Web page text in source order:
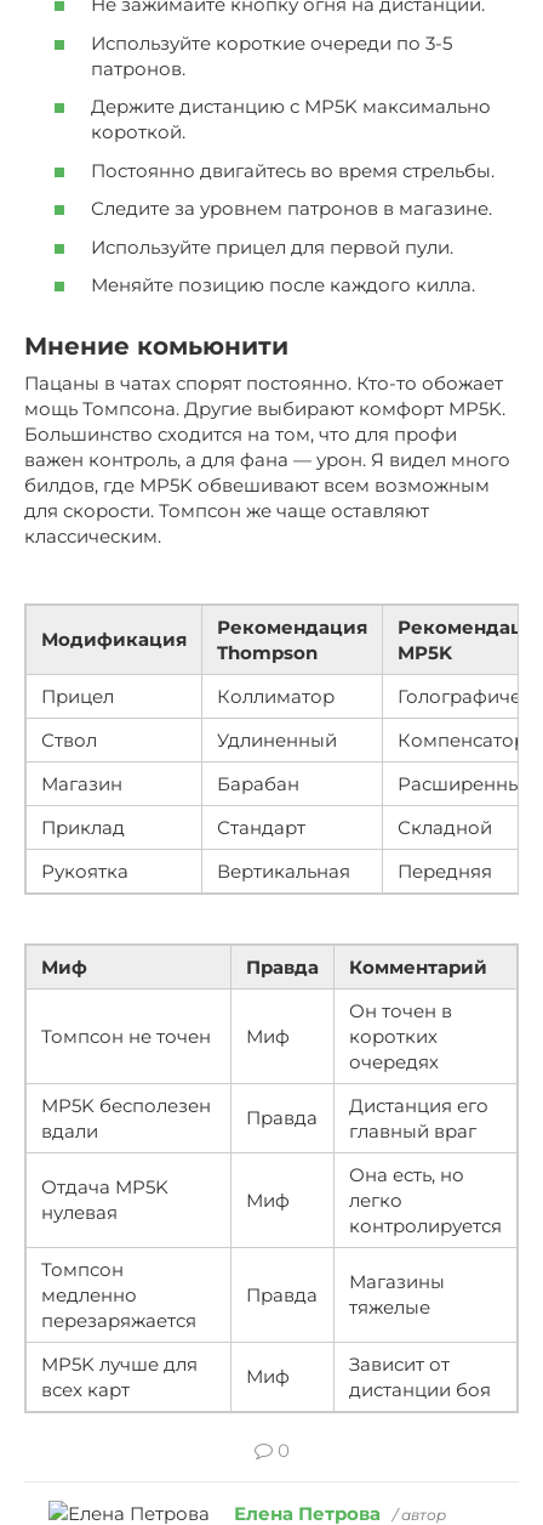
Не зажимайте кнопку огня на дистанции.
Используйте короткие очереди по 3-5
патронов.
Держите дистанцию с MP5K максимально
короткой.
Постоянно двигайтесь во время стрельбы.
Следите за уровнем патронов в магазине.
Используйте прицел для первой пули.
Меняйте позицию после каждого килла.
Мнение комьюнити
Пацаны в чатах спорят постоянно. Кто-то обожает
мощь Томпсона. Другие выбирают комфорт MP5K.
Большинство сходится на том, что для профи
важен контроль, а для фана — урон. Я видел много
билдов, где MP5K обвешивают всем возможным
для скорости. Томпсон же чаще оставляют
классическим.
Модификация
Рекомендация
Thompson
MP5K
Прицел
Коллиматор
Ствол
Удлиненный
Компенсатор
Магазин
Барабан
Расширенный
Приклад
Стандарт
Складной
Рукоятка
Вертикальная Передняя
Миф Правда Комментарий
Томпсон не точен Миф
Он точен в
коротких
очередях
MP5K бесполезен
вдали
Правда
Дистанция его
главный враг
Отдача MP5K
нулевая
Миф
Она есть, но
легко
контролируется
Томпсон
медленно
перезаряжается
Правда
Магазины
тяжелые
MP5K лучше для
всех карт
Миф
Зависит от
дистанции боя
0
Елена Петрова / автор